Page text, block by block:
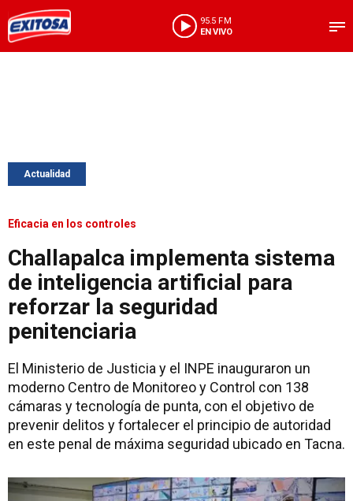
95.5 FM
EN VIVO
Actualidad
Eficacia en los controles
Challapalca implementa sistema
de inteligencia artificial para
reforzar la seguridad
penitenciaria
El Ministerio de Justicia y el INPE inauguraron un
moderno Centro de Monitoreo y Control con 138
cámaras y tecnología de punta, con el objetivo de
prevenir delitos y fortalecer el principio de autoridad
en este penal de máxima seguridad ubicado en Tacna.